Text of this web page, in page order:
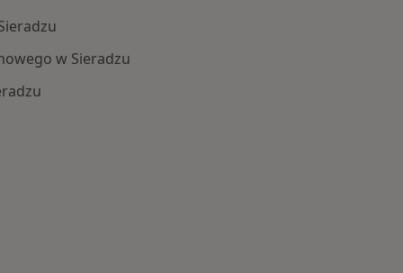
w Sieradzu